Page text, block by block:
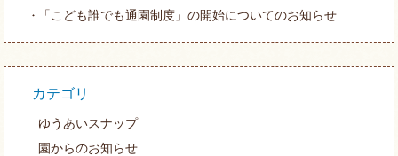
「こども誰でも通園制度」の開始についてのお知らせ
カテゴリ
ゆうあいスナップ
園からのお知らせ